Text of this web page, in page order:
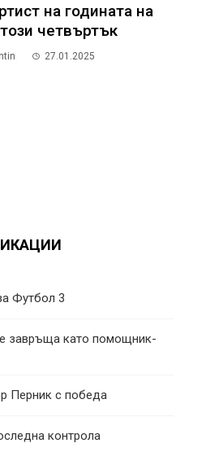
на годината на
четвъртък
27.01.2025
Футбол 3
завръща като помощник-
Перник с победа
контрола